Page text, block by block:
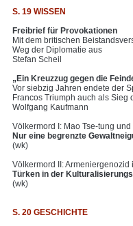
S. 19 WISSEN
Freibrief für Provokationen
Mit dem britischen
Weg der Diplomatie aus
Stefan Scheil
„Ein Kreuzzug gegen die
Vor siebzig Jahren endete der
Francos Triumph auch als Sieg
Wolfgang Kaufmann
Völkermord I: Mao Tse-tung
Nur eine begrenzte
(wk)
Völkermord II:
Türken in der
(wk)
S. 20 GESCHICHTE